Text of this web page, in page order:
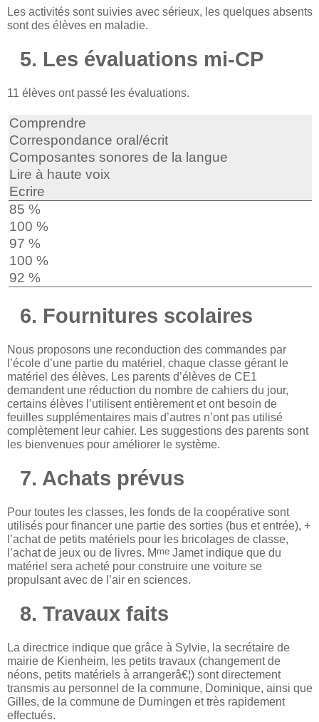
Les activités sont suivies avec sérieux, les quelques absents
sont des élèves en maladie.
5. Les évaluations mi-CP
11 élèves ont passé les évaluations.
Comprendre
Correspondance oral/écrit
Composantes sonores de la langue
Lire à haute voix
Ecrire
85 %
100 %
97 %
100 %
92 %
6. Fournitures scolaires
Nous proposons une reconduction des commandes par
l’école d’une partie du matériel, chaque classe gérant le
matériel des élèves. Les parents d’élèves de CE1
demandent une réduction du nombre de cahiers du jour,
certains élèves l’utilisent entièrement et ont besoin de
feuilles supplémentaires mais d’autres n’ont pas utilisé
complètement leur cahier. Les suggestions des parents sont
les bienvenues pour améliorer le système.
7. Achats prévus
Pour toutes les classes, les fonds de la coopérative sont
utilisés pour financer une partie des sorties (bus et entrée), +
l’achat de petits matériels pour les bricolages de classe,
l’achat de jeux ou de livres. Mme Jamet indique que du
matériel sera acheté pour construire une voiture se
propulsant avec de l’air en sciences.
8. Travaux faits
La directrice indique que grâce à Sylvie, la secrétaire de
mairie de Kienheim, les petits travaux (changement de
néons, petits matériels à arrangerâ€¦) sont directement
transmis au personnel de la commune, Dominique, ainsi que
Gilles, de la commune de Durningen et très rapidement
effectués.